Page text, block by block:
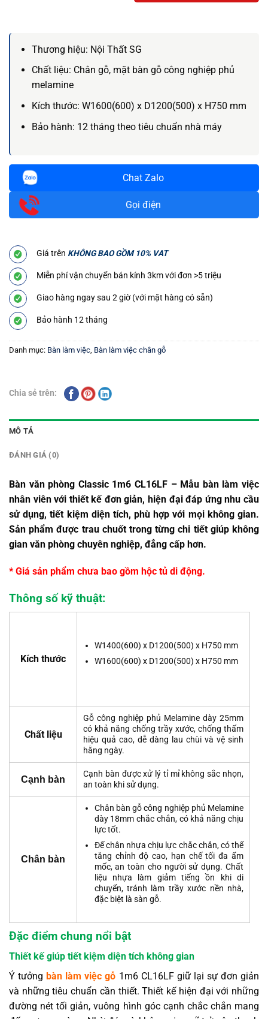
Thương hiệu: Nội Thất SG
Chất liệu: Chân gỗ, mặt bàn gỗ công nghiệp phủ
melamine
Kích thước: W1600(600) x D1200(500) x H750 mm
Bảo hành: 12 tháng theo tiêu chuẩn nhà máy
Chat Zalo
Gọi điện
Giá trên KHÔNG BAO GỒM 10% VAT
Miễn phí vận chuyển bán kính 3km với đơn >5 triệu
Giao hàng ngay sau 2 giờ (với mặt hàng có sẵn)
Bảo hành 12 tháng
Danh mục: Bàn làm việc, Bàn làm việc chân gỗ
Chia sẻ trên:
MÔ TẢ
ĐÁNH GIÁ (0)
Bàn văn phòng Classic 1m6 CL16LF – Mẫu bàn làm việc
nhân viên với thiết kế đơn giản, hiện đại đáp ứng nhu cầu
sử dụng, tiết kiệm diện tích, phù hợp với mọi không gian.
Sản phẩm được trau chuốt trong từng chi tiết giúp không
gian văn phòng chuyên nghiệp, đẳng cấp hơn.
* Giá sản phẩm chưa bao gồm hộc tủ di động.
Thông số kỹ thuật:
Kích thước
W1400(600) x D1200(500) x H750 mm
W1600(600) x D1200(500) x H750 mm
Chất liệu
Gỗ công nghiệp phủ Melamine dày 25mm
có khả năng chống trầy xước, chống thấm
hiệu quả cao, dễ dàng lau chùi và vệ sinh
hằng ngày.
Cạnh bàn
Cạnh bàn được xử lý tỉ mỉ không sắc nhọn,
an toàn khi sử dụng.
Chân bàn
Chân bàn gỗ công nghiệp phủ Melamine
dày 18mm chắc chắn, có khả năng chịu
lực tốt.
Đế chân nhựa chịu lực chắc chắn, có thể
tăng chỉnh độ cao, hạn chế tối đa ẩm
mốc, an toàn cho người sử dụng. Chất
liệu nhựa làm giảm tiếng ồn khi di
chuyển, tránh làm trầy xước nền nhà,
đặc biệt là sàn gỗ.
Đặc điểm chung nổi bật
Thiết kế giúp tiết kiệm diện tích không gian
Ý tưởng bàn làm việc gỗ 1m6 CL16LF giữ lại sự đơn giản
và những tiêu chuẩn cần thiết. Thiết kế hiện đại với những
đường nét tối giản, vuông hình góc cạnh chắc chắn mang